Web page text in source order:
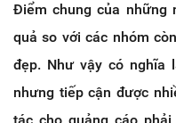
Điểm chung của những
quả so với các nhóm
đẹp. Như vậy có
nhưng tiếp cận được